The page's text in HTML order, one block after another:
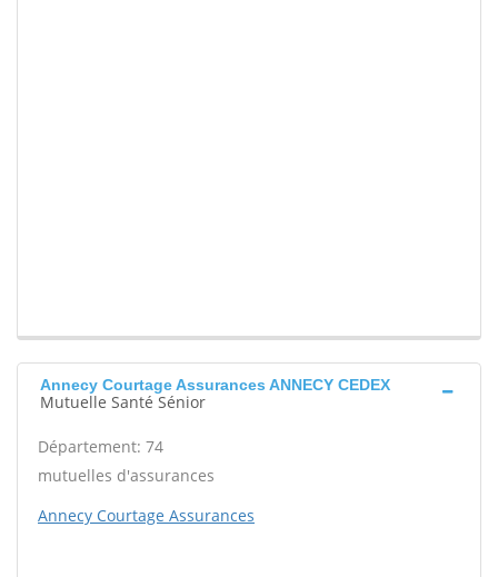
Annecy Courtage Assurances ANNECY CEDEX
Mutuelle Santé Sénior
Département: 74
mutuelles d'assurances
Annecy Courtage Assurances